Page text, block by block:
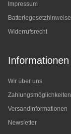
Impressum
Batteriegesetzhinweise
Widerrufsrecht
Informationen
Wir über uns
Zahlungsmöglichkeiten
Versandinformationen
Newsletter